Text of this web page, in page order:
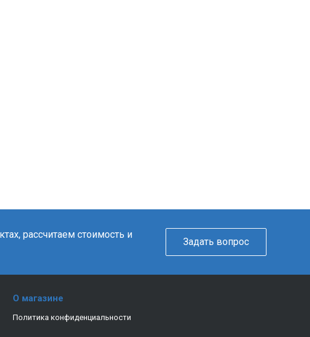
рассчитаем стоимость и
Задать вопрос
О магазине
Политика конфиденциальности